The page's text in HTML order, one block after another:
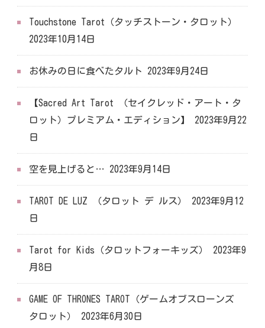
Touchstone Tarot（タッチストーン・タロット）
2023年10月14日
お休みの日に食べたタルト 2023年9月24日
【Sacred Art Tarot （セイクレッド・アート・タ
ロット）プレミアム・エディション】
2023年9月22
日
空を見上げると… 2023年9月14日
TAROT DE LUZ （タロット デ ルス）
2023年9月12
日
Tarot for Kids（タロットフォーキッズ）
2023年9
月8日
GAME OF THRONES TAROT（ゲームオブスローンズ
タロット）
2023年6月30日